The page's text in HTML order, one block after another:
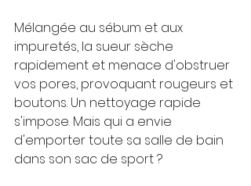
Mélangée au sébum et aux
impuretés, la sueur sèche
rapidement et menace d'obstruer
vos pores, provoquant rougeurs et
boutons. Un nettoyage rapide
s'impose. Mais qui a envie
d'emporter toute sa salle de bain
dans son sac de sport ?